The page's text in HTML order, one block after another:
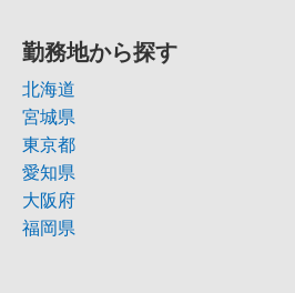
勤務地から探す
北海道
宮城県
東京都
愛知県
大阪府
福岡県